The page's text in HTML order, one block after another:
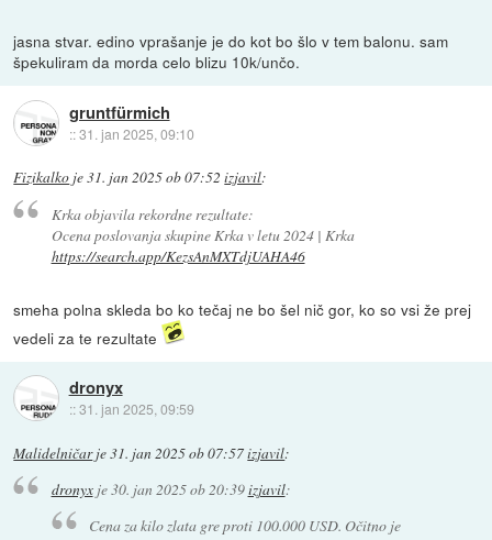
jasna stvar. edino vprašanje je do kot bo šlo v tem balonu. sam
špekuliram da morda celo blizu 10k/unčo.
gruntfürmich
::31. jan 2025, 09:10
Fizikalko je31. jan 2025 ob 07:52 izjavil:
Krka objavila rekordne rezultate:
Ocena poslovanja skupine Krka v letu 2024 | Krka
https://search.app/KezsAnMXTdjUAHA46
smeha polna skleda bo ko tečaj ne bo šel nič gor, ko so vsi že prej
vedeli za te rezultate
dronyx
::31. jan 2025, 09:59
Malidelničarje31. jan 2025 ob 07:57izjavil:
dronyxje30. jan 2025 ob 20:39izjavil:
Cena za kilo zlata gre proti 100.000 USD. Očitno je